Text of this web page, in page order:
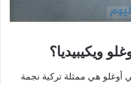
ويكيبيديا؟
أوغلو هي ممثلة تركية نجمة